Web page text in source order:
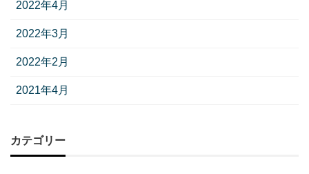
2022年4月
2022年3月
2022年2月
2021年4月
カテゴリー